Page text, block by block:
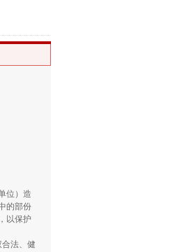
位）造
的部份
以保护
法、健